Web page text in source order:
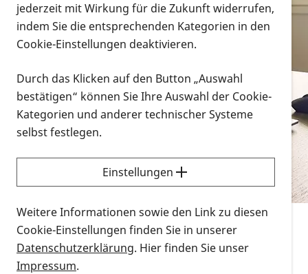
Infomaterial
Infomaterial
Vorlesen
Alle Infomaterialien in verschiedenen
Formaten an einem Ort
Sie möchten wissen, wie Sie nach Infonmaterial
suchen und dieses bestellen bzw. herunterladen
können? Schauen Sie sich dieErklärvideos zum
Thema Infomaterial auf der PRO RETINA-Website
für blinde und sehbehinderte Menschen an.
Auf dieser Seite finden Sie sämtliches Infomaterial
jederzeit mit Wirkung für die Zukunft widerrufen,
indem Sie die entsprechenden Kategorien in den
Cookie-Einstellungen deaktivieren.
Durch das Klicken auf den Button „Auswahl
bestätigen“ können Sie Ihre Auswahl der Cookie-
Kategorien und anderer technischer Systeme
selbst festlegen.
Einstellungen
Weitere Informationen sowie den Link zu diesen
Cookie-Einstellungen finden Sie in unserer
Datenschutzerklärung. Hier finden Sie unser
Impressum.